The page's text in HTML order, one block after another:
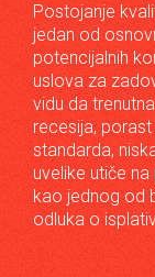
Postojanje
jedan od
potencijalnih
uslova za
vidu da
recesija,
standarda,
uvelike utiče
kao jednog od
odluka o